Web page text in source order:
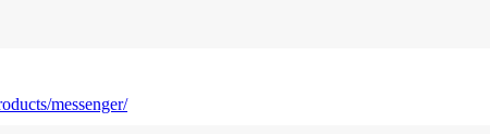
messenger/